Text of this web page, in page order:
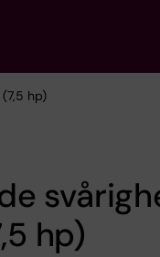
hp)
hp)